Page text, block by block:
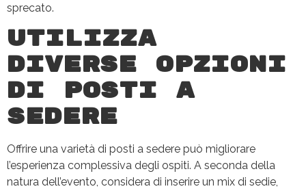
sprecato.
Utilizza
diverse opzioni
di posti a
sedere
Offrire una varietà di posti a sedere può migliorare
l’esperienza complessiva degli ospiti. A seconda della
natura dell’evento, considera di inserire un mix di sedie,